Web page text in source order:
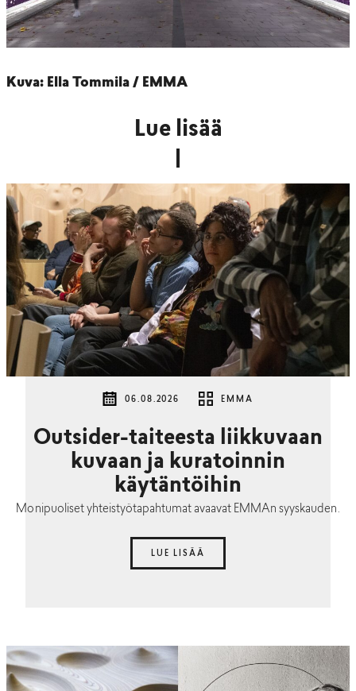
Kuva: Ella Tommila / EMMA
Lue lisää
06.08.2026 EMMA
Outsider-taiteesta liikkuvaan
kuvaan ja kuratoinnin
käytäntöihin
Monipuoliset yhteistyötapahtumat avaavat EMMAn syyskauden.
LUE LISÄÄ